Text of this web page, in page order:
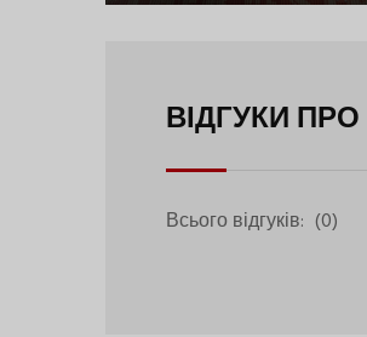
ВІДГУКИ
Всього відгуків: (0)